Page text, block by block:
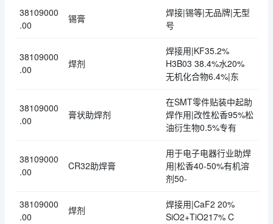
38109000
.00
锡膏
焊接|锡等|无品牌|无型
号
38109000
.00
焊剂
焊接用|KF35.2%
H3B03 38.4%水20%
无机化合物6.4%|东
38109000
.00
膏状助焊剂
在SMT零件贴装中起助
焊作用|改性松香95%松
油衍生物0.5%专有
38109000
.00
CR32助焊膏
用于电子电器行业助焊
用|松香40-50%有机溶
剂50-
38109000
.00
焊剂
焊接用|CaF2 20%
SiO2+TiO217% C